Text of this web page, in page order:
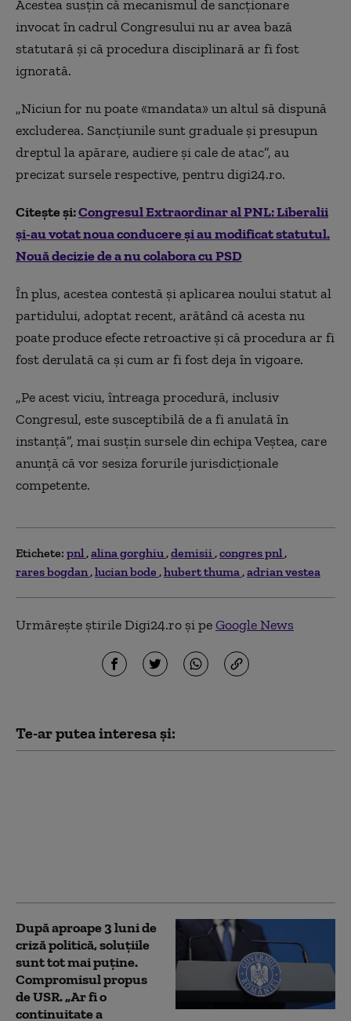
Acestea susțin că mecanismul de sancționare
invocat în cadrul Congresului nu ar avea bază
statutară și că procedura disciplinară ar fi fost
ignorată.
„Niciun for nu poate «mandata» un altul să dispună
excluderea. Sancțiunile sunt graduale și presupun
dreptul la apărare, audiere și cale de atac”, au
precizat sursele respective, pentru digi24.ro.
Citește și:Congresul Extraordinar al PNL: Liberalii
și-au votat noua conducere și au modificat statutul.
Nouă decizie de a nu colabora cu PSD
În plus, acestea contestă și aplicarea noului statut al
partidului, adoptat recent, arătând că acesta nu
poate produce efecte retroactive și că procedura ar fi
fost derulată ca și cum ar fi fost deja în vigoare.
„Pe acest viciu, întreaga procedură, inclusiv
Congresul, este susceptibilă de a fi anulată în
instanță”, mai susțin sursele din echipa Veștea, care
anunță că vor sesiza forurile jurisdicționale
competente.
Etichete: pnl alina gorghiu demisii congres pnl
rares bogdan lucian bode hubert thuma adrian vestea
Urmărește știrile Digi24.ro și peGoogle News
Te-ar putea interesa și:
După aproape 3 luni de
criză politică, soluțiile
sunt tot mai puține.
Compromisul propus
de USR. „Ar fi o
continuitate a